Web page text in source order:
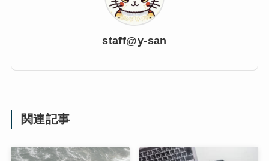
staff@y-san
関連記事